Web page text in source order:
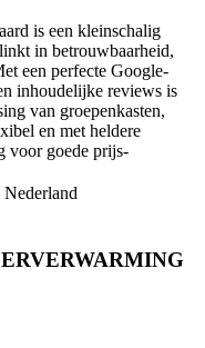
is een kleinschalig
in betrouwbaarheid,
een perfecte Google-
inhoudelijke reviews is
van groepenkasten,
en met heldere
voor goede prijs-